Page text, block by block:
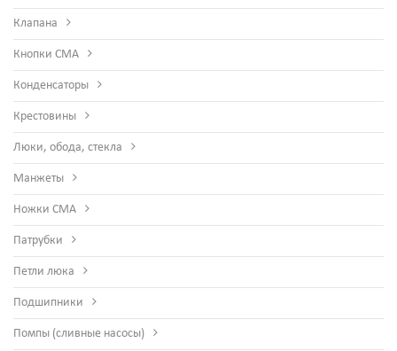
Клапана
Кнопки СМА
Конденсаторы
Крестовины
Люки, обода, стекла
Манжеты
Ножки СМА
Патрубки
Петли люка
Подшипники
Помпы (сливные насосы)